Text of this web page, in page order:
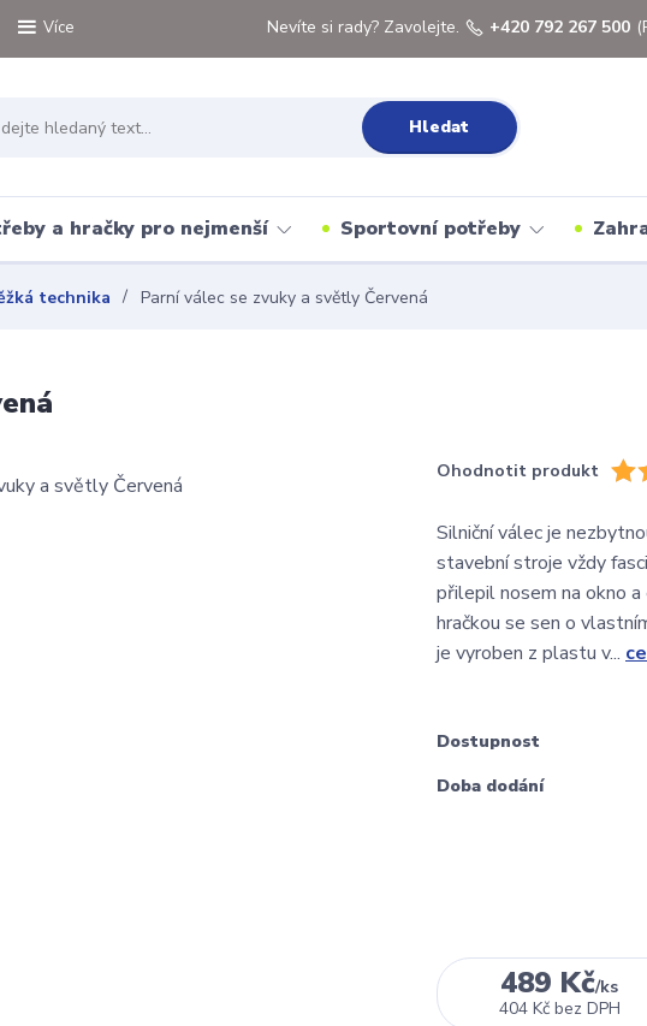
Více
Hledat
Nevíte si rady? Zavolejte. +420 792 267 500
a hračky pro nejmenší Sportovní potřeby
technika Parní válec se zvuky a světly Červená
Ohodnotit produkt
Silniční válec je
stavební stroje vždy
přilepil nosem na okno
hračkou se sen o
je vyroben z plastu v...
Dostupnost
Doba dodání
489 Kč/ks
404 Kč bez DPH